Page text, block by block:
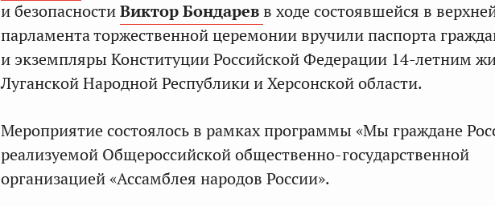
и безопасностиВиктор Бондаревв ходе состоявшейся в
парламента торжественной церемонии вручили паспорта
и экземпляры Конституции Российской Федерации 14-летним
Луганской Народной Республики и Херсонской области.
Мероприятие состоялось в рамках программы «Мы граждане
реализуемой Общероссийской общественно-государственной
организацией «Ассамблея народов России».